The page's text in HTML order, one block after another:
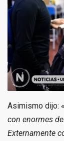
Asimismo dijo:
con enormes
Externamente